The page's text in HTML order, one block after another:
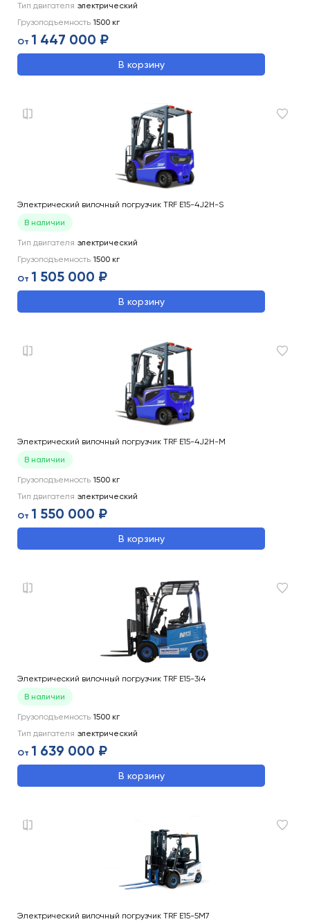
Тип двигателя электрический
Грузоподъемность 1500 кг
От 1 447 000 ₽
В корзину
Электрический вилочный погрузчик TRF E15-4J2H-S
В наличии
Тип двигателя электрический
Грузоподъемность 1500 кг
От 1 505 000 ₽
В корзину
Электрический вилочный погрузчик TRF E15-4J2H-M
В наличии
Грузоподъемность 1500 кг
Тип двигателя электрический
От 1 550 000 ₽
В корзину
Электрический вилочный погрузчик TRF E15-3i4
В наличии
Грузоподъемность 1500 кг
Тип двигателя электрический
От 1 639 000 ₽
В корзину
Электрический вилочный погрузчик TRF E15-5M7